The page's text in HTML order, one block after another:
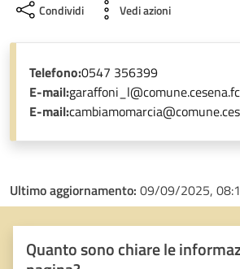
Condividi Vedi azioni
Telefono:0547 356399
E-mail:
E-mail:
Ultimo aggiornamento: 09/09/2025,
Quanto sono chiare le